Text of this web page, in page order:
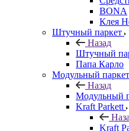
BONA
Клея
Штучный паркет
Назад
Штучный
Папа Карло
Модульный паркет
Назад
Модульный
Kraft Parkett
Kraft